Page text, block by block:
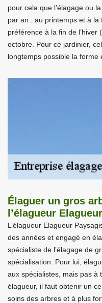
pour cela que l’élagage ou
par an : au printemps et à la
préférence à la fin de
octobre. Pour ce jardinier,
longtemps possible la forme
Élaguer un gros
l’élagueur
L’élagueur Elagueur
des années et engagé en
spécialiste de l’élagage de
spécialisation. Pour lui,
aux spécialistes, mais pas à
élagueur, il faut obtenir un
soins des arbres et à plus